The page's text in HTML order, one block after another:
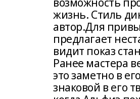
жизнь. Стиль
автор.Для
предлагает
видит показ
Ранее мастера
это заметно в
знаковой в его